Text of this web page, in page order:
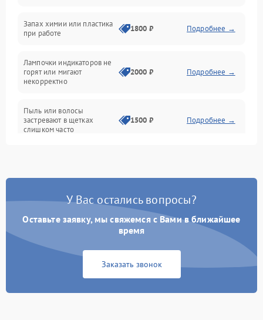
Батарея
Программные сбои
Запах химии или пластика
при работе
1800 ₽ Подробнее →
Лампочки индикаторов не
горят или мигают
некорректно
2000 ₽ Подробнее →
Пыль или волосы
застревают в щетках
слишком часто
1500 ₽ Подробнее →
У Вас остались вопросы?
Оставьте заявку, мы свяжемся с Вами в ближайшее
время
Заказать звонок